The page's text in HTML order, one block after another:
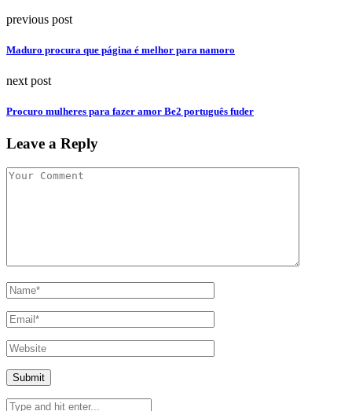
previous post
Maduro procura que página é melhor para namoro
next post
Procuro mulheres para fazer amor Be2 português fuder
Leave a Reply